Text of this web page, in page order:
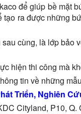
để giúp bề mặt
ra được những
cùng, là lớp
hiện thi công mà
tin về những
Triển, Nghiên
Cityland, P10, Q.